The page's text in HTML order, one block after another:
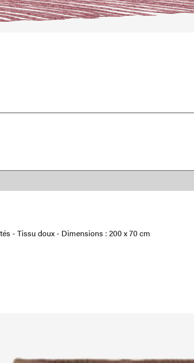
- Tissu doux - Dimensions : 200 x 70 cm